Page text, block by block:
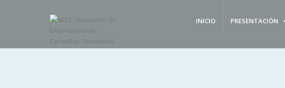
INICIO PRESENTACIÓN